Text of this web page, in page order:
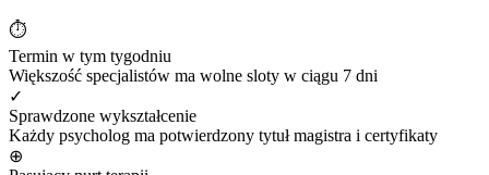
⏱
Termin w tym tygodniu
Większość specjalistów ma wolne sloty w ciągu 7 dni
✓
Sprawdzone wykształcenie
Każdy psycholog ma potwierdzony tytuł magistra i certyfikaty
⊕